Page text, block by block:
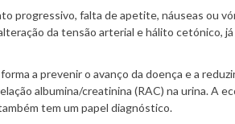
progressivo, falta de apetite, náuseas ou
da tensão arterial e hálito cetónico, já
a prevenir o avanço da doença e a
albumina/creatinina (RAC) na urina. A
tem um papel diagnóstico.